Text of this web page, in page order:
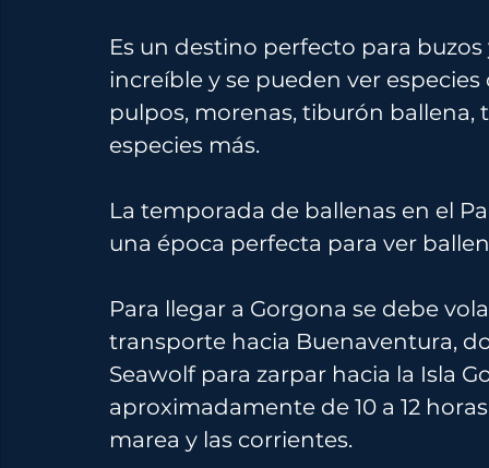
Es un destino perfecto para
increíble y se pueden ver
pulpos, morenas, tiburón
especies más.
La temporada de ballenas en el
una época perfecta para ver
Para llegar a Gorgona se debe
transporte hacia Buenaventura,
Seawolf para zarpar hacia la Isla
aproximadamente de 10 a 12
marea y las corrientes.